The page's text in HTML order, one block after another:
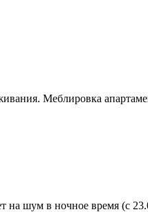
​Меблировка
на шум в ночное время (с